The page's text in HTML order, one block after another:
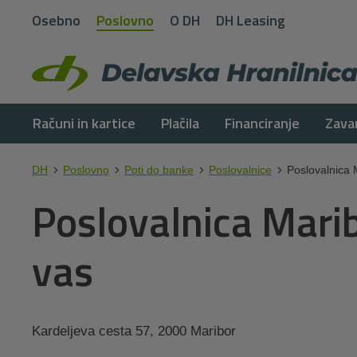
Osebno Poslovno O DH DH Leasing
Računi in kartice Plačila Financiranje
DH Poslovno Poti do banke Poslovalnice Poslovalnica
Poslovalnica
vas
Kardeljeva cesta 57, 2000 Maribor